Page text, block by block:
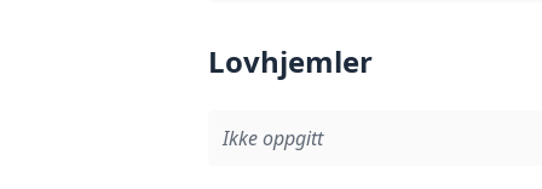
Lovhjemler
Ikke oppgitt